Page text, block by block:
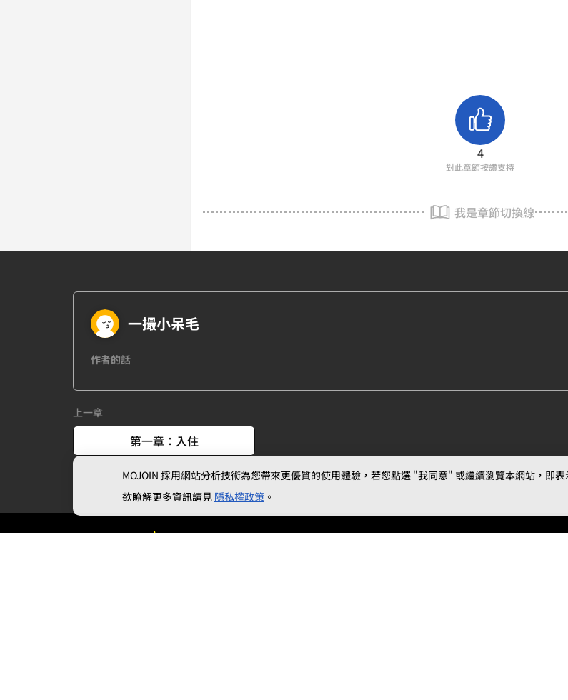
4
對此章節按讚支持
我是章節切換線
一撮小呆毛
作者的話
上一章
第一章：入住
MOJOIN 採用網站分析技術為您帶來更優質的使用體驗，若您點選 "我同意" 或繼續瀏覽本網站，即
欲瞭解更多資訊請見 隱私權政策 。